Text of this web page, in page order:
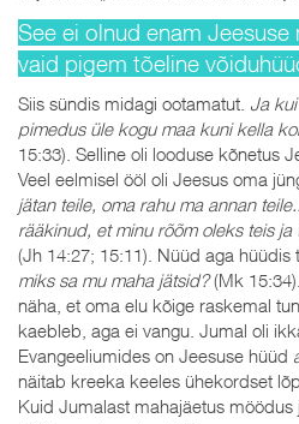
See ei olnud enam Jeesuse
vaid pigem tõeline
Siis sündis midagi ootamatut. Ja
pimedus üle kogu maa kuni kella
15:33). Selline oli looduse kõnetus
Veel eelmisel ööl oli Jeesus oma
jätan teile, oma rahu ma annan
rääkinud, et minu rõõm oleks teis
(Jh 14:27; 15:11). Nüüd aga hüüdis
miks sa mu maha jätsid?(Mk
näha, et oma elu kõige raskemal
kaebleb, aga ei vangu. Jumal oli
Evangeeliumides on Jeesuse hüüd
näitab kreeka keeles ühekordset
Kuid Jumalast mahajäetus möödus